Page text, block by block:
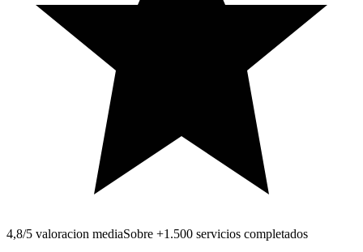
4,8/5 valoracion mediaSobre +1.500 servicios completados